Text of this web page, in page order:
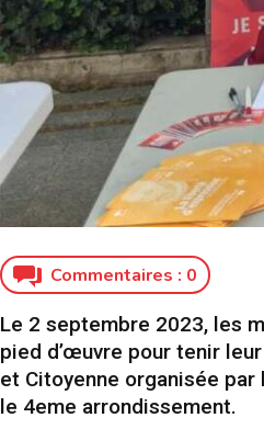
Commentaires : 0
Le 2 septembre 2023, les
pied d’œuvre pour tenir
et Citoyenne organisée par
le 4eme arrondissement.